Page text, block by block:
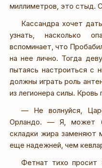
миллиметров, это стыд.
Кассандра хочет
узнать, насколько
вспоминает, что
на нее лично. Тогда
пытаясь настроиться с
должны играть роль
из легионера силы.
— Не волнуйся,
Орландо. — Я, может
складки жира заменяют
еще надежней, чем
Фетнат тихо просит